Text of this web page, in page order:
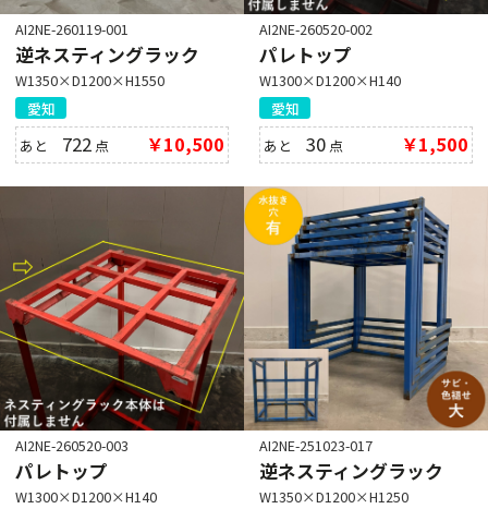
AI2NE-260119-001
逆ネスティングラック
W1350×D1200×H1550
愛知
あと 722 点 ￥10,500
AI2NE-260520-002
パレトップ
W1300×D1200×H140
愛知
あと30 点 ￥1,500
AI2NE-260520-003
パレトップ
W1300×D1200×H140
AI2NE-251023-017
逆ネスティングラック
W1350×D1200×H1250